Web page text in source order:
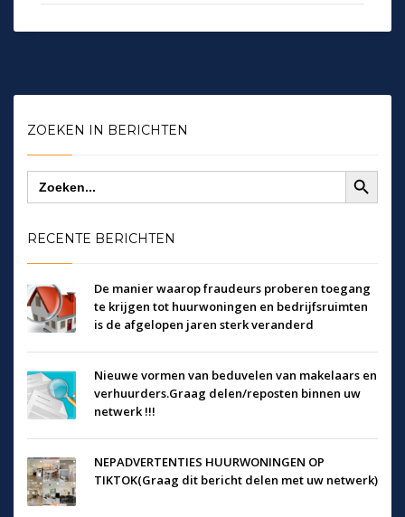
ZOEKEN IN BERICHTEN
Zoek
naar:
Zoekknop
RECENTE BERICHTEN
De manier waarop fraudeurs proberen toegang
te krijgen tot huurwoningen en bedrijfsruimten
is de afgelopen jaren sterk veranderd
Nieuwe vormen van beduvelen van makelaars en
verhuurders.Graag delen/reposten binnen uw
netwerk !!!
NEPADVERTENTIES HUURWONINGEN OP
TIKTOK(Graag dit bericht delen met uw netwerk)